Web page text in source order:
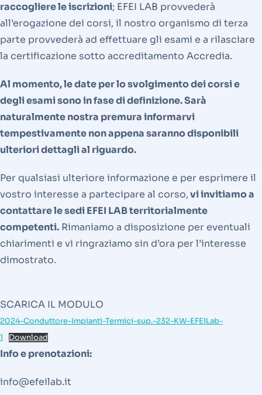
raccogliere le iscrizioni; EFEI LAB provvederà
all’erogazione dei corsi, il nostro organismo di terza
parte provvederà ad effettuare gli esami e a rilasciare
la certificazione sotto accreditamento Accredia.
Al momento, le date per lo svolgimento dei corsi e
degli esami sono in fase di definizione. Sarà
naturalmente nostra premura informarvi
tempestivamente non appena saranno disponibili
ulteriori dettagli al riguardo.
Per qualsiasi ulteriore informazione e per esprimere il
vostro interesse a partecipare al corso,vi invitiamo a
contattare le sedi EFEI LAB territorialmente
competenti. Rimaniamo a disposizione per eventuali
chiarimenti e vi ringraziamo sin d’ora per l’interesse
dimostrato.
SCARICA IL MODULO
2024-Conduttore-Impianti-Termici-sup.-232-KW-EFEILab-
1
Download
Info e prenotazioni:
info@efeilab.it